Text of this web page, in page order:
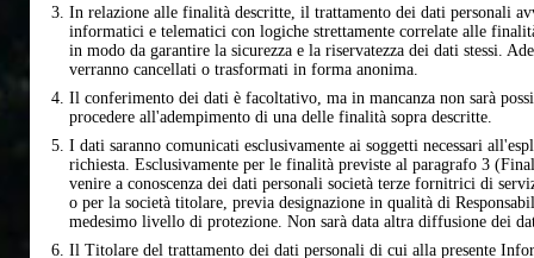
In relazione alle finalità descritte, il trattamento dei dati personali
informatici e telematici con logiche strettamente correlate alle
in modo da garantire la sicurezza e la riservatezza dei dati stessi.
verranno cancellati o trasformati in forma anonima.
Il conferimento dei dati è facoltativo, ma in mancanza non sarà
procedere all'adempimento di una delle finalità sopra descritte.
I dati saranno comunicati esclusivamente ai soggetti necessari
richiesta. Esclusivamente per le finalità previste al paragrafo 3
venire a conoscenza dei dati personali società terze fornitrici di
o per la società titolare, previa designazione in qualità di
medesimo livello di protezione. Non sarà data altra diffusione dei
Il Titolare del trattamento dei dati personali di cui alla presente